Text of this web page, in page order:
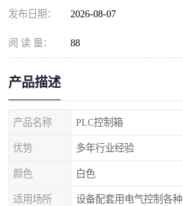
发布日期： 2026-08-07
阅 读 量： 88
产品描述
产品名称 PLC控制箱
优势 多年行业经验
颜色 白色
适用场所 设备配套用电气控制各种